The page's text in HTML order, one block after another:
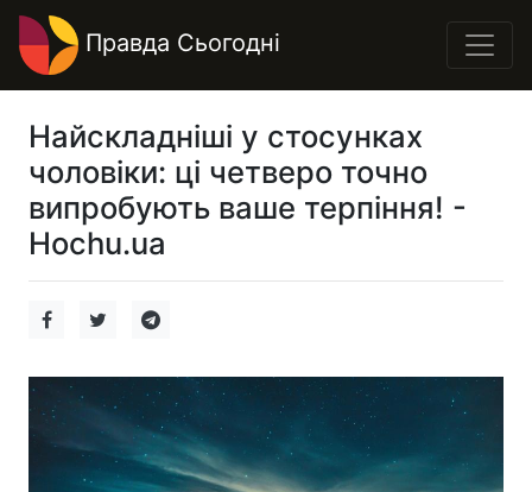
Правда Сьогодні
Найскладніші у стосунках
чоловіки: ці четверо точно
випробують ваше терпіння! -
Hochu.ua